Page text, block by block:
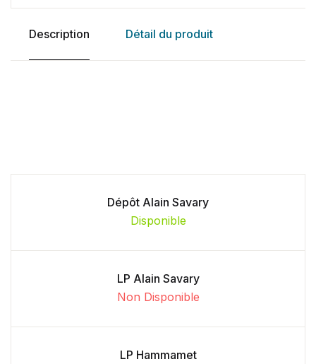
Description Détail du produit
Dépôt Alain Savary
Disponible
LP Alain Savary
Non Disponible
LP Hammamet